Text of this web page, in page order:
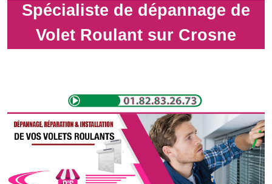
Spécialiste de dépannage de
Volet Roulant sur Crosne